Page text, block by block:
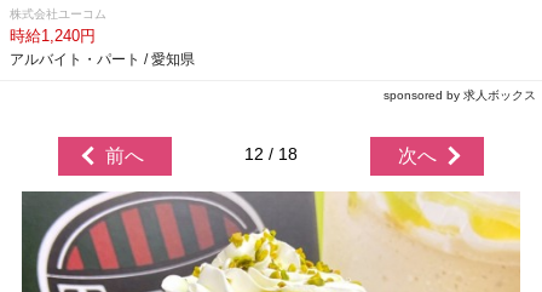
株式会社ユーコム
時給1,240円
アルバイト・パート / 愛知県
sponsored by 求人ボックス
前へ 12 / 18 次へ